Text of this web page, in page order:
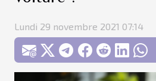
Lundi 29 novembre 2021 07:14